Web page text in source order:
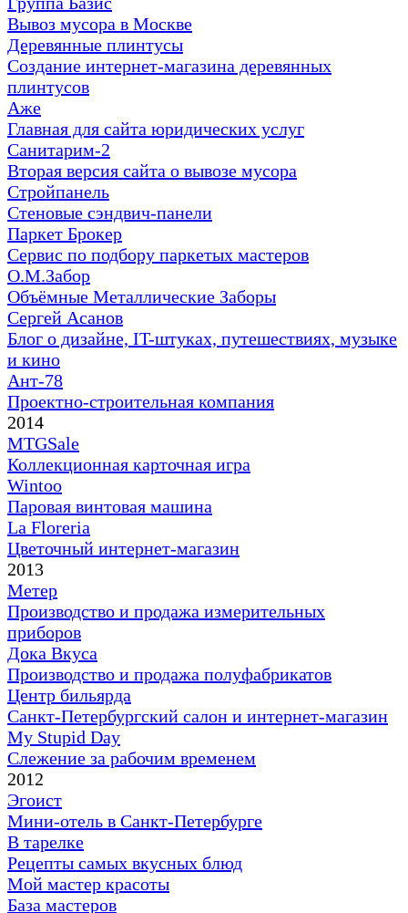
Вывоз мусора в Москве
Деревянные плинтусы
Создание интернет-магазина деревянных
плинтусов
Аже
Главная для сайта юридических услуг
Санитарим‐2
Вторая версия сайта о вывозе мусора
Стройпанель
Стеновые сэндвич-панели
Паркет Брокер
Сервис по подбору паркетых мастеров
О.М.Забор
Объёмные Металлические Заборы
Сергей Асанов
Блог о дизайне, IT-штуках, путешествиях, музыке
и кино
Ант-78
Проектно-строительная компания
2014
MTGSale
Коллекционная карточная игра
Wintoo
Паровая винтовая машина
La Floreria
Цветочный интернет-магазин
2013
Метер
Производство и продажа измерительных
приборов
Дока Вкуса
Производство и продажа полуфабрикатов
Центр бильярда
Санкт-Петербургский салон и интернет-магазин
My Stupid Day
Слежение за рабочим временем
2012
Эгоист
Мини-отель в Санкт-Петербурге
В тарелке
Рецепты самых вкусных блюд
Мой мастер красоты
База мастеров